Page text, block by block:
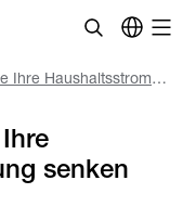
Stromkosten: Wie Sie Ihre Haushaltsstromrechnung senken können
senken